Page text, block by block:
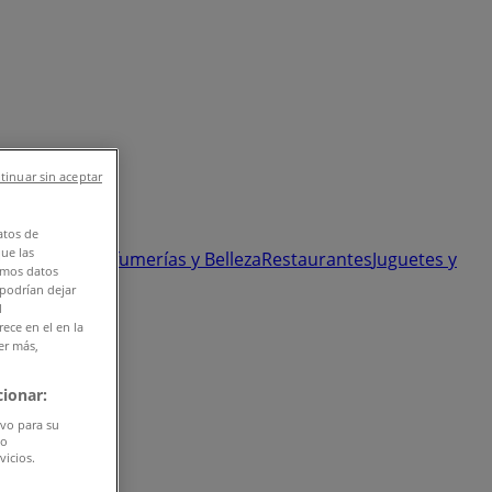
Ópticas Perfumerías y BellezaRestaurantesJuguetes y
de
las
datos
dejar
en el en la
más,
para su
sin aceptar